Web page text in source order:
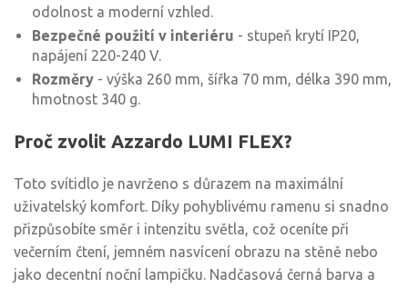
odolnost a moderní vzhled.
Bezpečné použití v interiéru - stupeň krytí IP20,
napájení 220-240 V.
Rozměry - výška 260 mm, šířka 70 mm, délka 390 mm,
hmotnost 340 g.
Proč zvolit Azzardo LUMI FLEX?
Toto svítidlo je navrženo s důrazem na maximální
uživatelský komfort. Díky pohyblivému ramenu si snadno
přizpůsobíte směr i intenzitu světla, což oceníte při
večerním čtení, jemném nasvícení obrazu na stěně nebo
jako decentní noční lampičku. Nadčasová černá barva a